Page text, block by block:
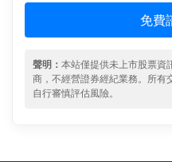
免費
聲明： 本站僅提供未上市股票資
商，不經營證券經紀業務。所有
自行審慎評估風險。